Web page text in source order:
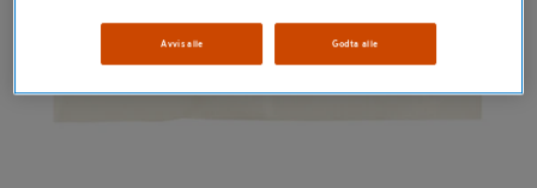
Avvis alle Godta alle